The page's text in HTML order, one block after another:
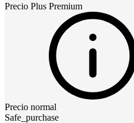
Precio Plus Premium
Precio normal
Safe_purchase